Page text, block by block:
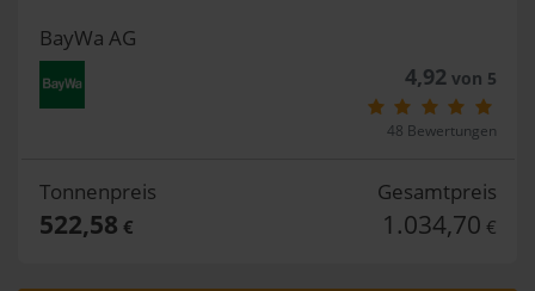
BayWa AG
4,92von 5
48 Bewertungen
Tonnenpreis
522,58 €
Gesamtpreis
1.034,70 €